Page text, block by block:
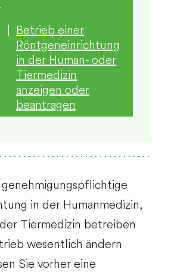
| Betrieb einer
Röntgeneinrichtung
in der Human- oder
Tiermedizin
anzeigen oder
beantragen
in der Humanmedizin,
Tiermedizin betreiben
wesentlich ändern
Sie vorher eine